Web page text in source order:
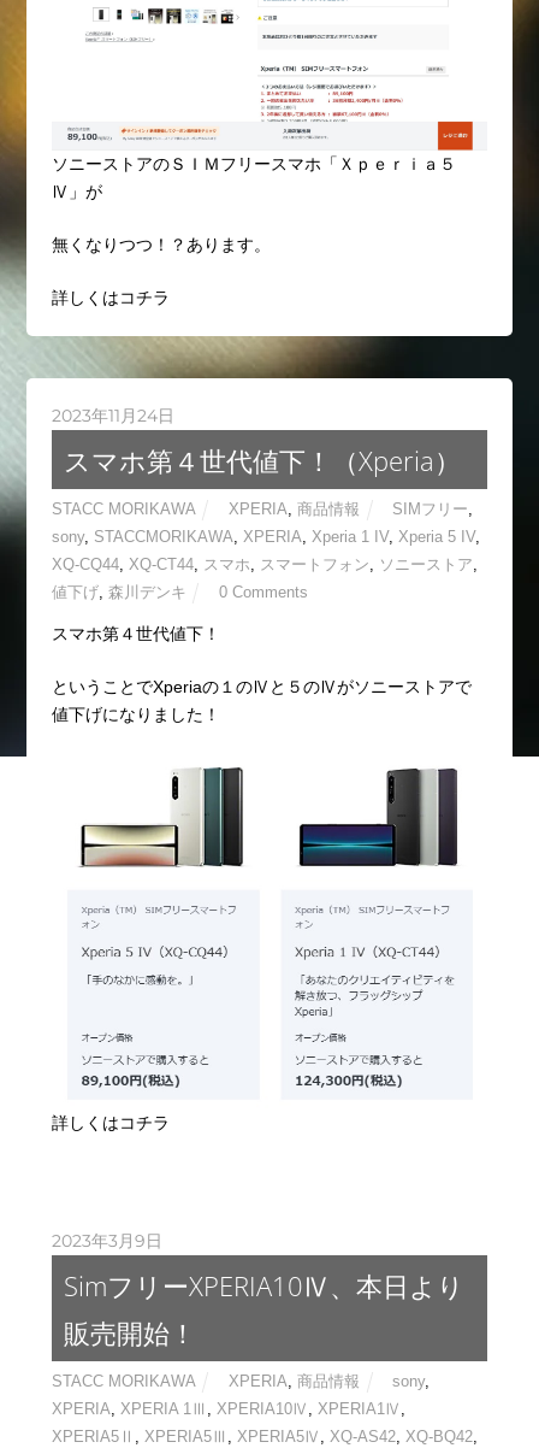
ソニーストアのＳＩＭフリースマホ「Ｘｐｅｒｉａ５
Ⅳ」が
無くなりつつ！？あります。
詳しくはコチラ
2023年11月24日
スマホ第４世代値下！（Xperia）
STACC MORIKAWA XPERIA 商品情報 SIMフリー
sony, STACCMORIKAWA XPERIA Xperia 1 IV, Xperia 5 IV,
XQ-CQ44, XQ-CT44, スマホ スマートフォン ソニーストア
値下げ, 森川デンキ 0 Comments
スマホ第４世代値下！
ということでXperiaの１のⅣと５のⅣがソニーストアで
値下げになりました！
詳しくはコチラ
2023年3月9日
SimフリーXPERIA10Ⅳ、本日より
販売開始！
STACC MORIKAWA XPERIA, 商品情報 sony,
XPERIA, XPERIA 1Ⅲ , XPERIA10Ⅳ , XPERIA1Ⅳ ,
XPERIA5Ⅱ , XPERIA5Ⅲ , XPERIA5Ⅳ , XQ-AS42, XQ-BQ42,